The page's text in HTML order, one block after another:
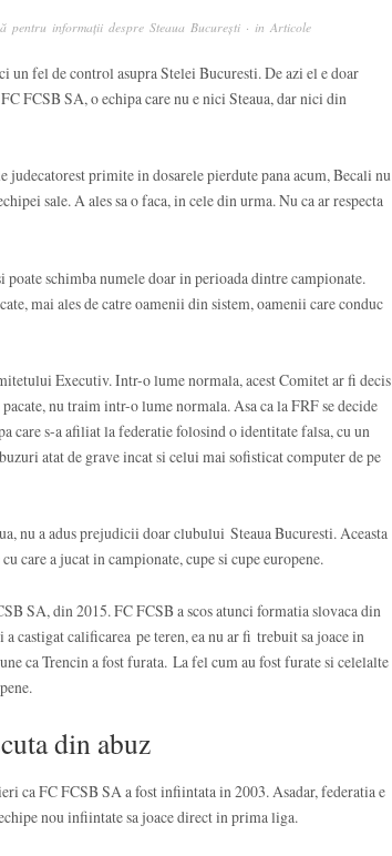
pentru informații despre Steaua București · in Articole
un fel de control asupra Stelei Bucuresti. De azi el e doar
FCSB SA, o echipa care nu e nici Steaua, dar nici din
primite in dosarele pierdute pana acum, Becali nu
sale. A ales sa o faca, in cele din urma. Nu ca ar respecta
schimba numele doar in perioada dintre campionate.
mai ales de catre oamenii din sistem, oamenii care conduc
Executiv. Intr-o lume normala, acest Comitet ar fi decis
nu traim intr-o lume normala. Asa ca la FRF se decide
care s-a afiliat la federatie folosind o identitate falsa, cu un
atat de grave incat si celui mai sofisticat computer de pe
nu a adus prejudicii doar clubului Steaua Bucuresti. Aceasta
care a jucat in campionate, cupe si cupe europene.
SA, din 2015. FC FCSB a scos atunci formatia slovaca din
castigat calificarea pe teren, ea nu ar fi trebuit sa joace in
ca Trencin a fost furata. La fel cum au fost furate si celelalte
din abuz
ca FC FCSB SA a fost infiintata in 2003. Asadar, federatia e
nou infiintate sa joace direct in prima liga.